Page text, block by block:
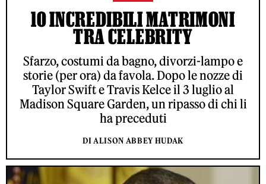
10 INCREDIBILI MATRIMONI
TRA CELEBRITY
Sfarzo, costumi da bagno, divorzi-lampo e
storie (per ora) da favola. Dopo le nozze di
Taylor Swift e Travis Kelce il 3 luglio al
Madison Square Garden, un ripasso di chi li
ha preceduti
DI ALISON ABBEY HUDAK